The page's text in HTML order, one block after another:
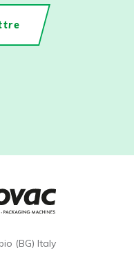
(BG) Italy